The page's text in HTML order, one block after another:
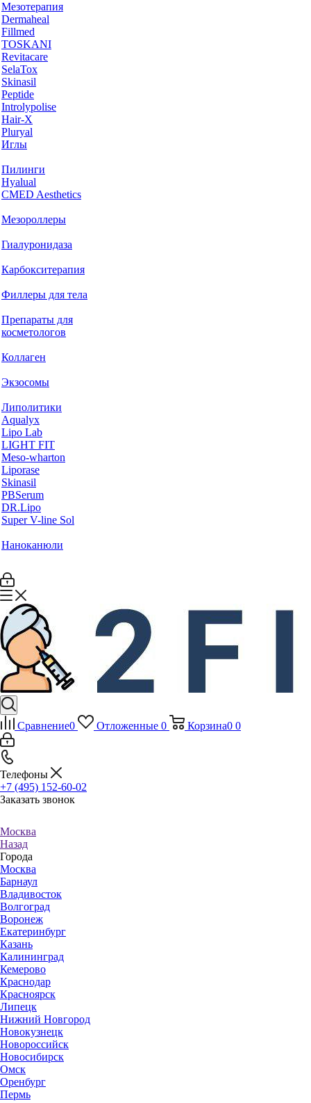
Мезотерапия
Dermaheal
Fillmed
TOSKANI
Revitacare
SelaTox
Skinasil
Peptide
Introlypolise
Hair-X
Pluryal
Иглы
Пилинги
Hyalual
CMED Aesthetics
Мезороллеры
Гиалуронидаза
Карбокситерапия
Филлеры для тела
Препараты для
косметологов
Коллаген
Экзосомы
Липолитики
Aqualyx
Lipo Lab
LIGHT FIT
Meso-wharton
Liporase
Skinasil
PBSerum
DR.Lipo
Super V-line Sol
Наноканюли
Сравнение0 Отложенные 0 Корзина0 0
Телефоны
+7 (495) 152-60-02
Заказать звонок
Москва
Назад
Города
Москва
Барнаул
Владивосток
Волгоград
Воронеж
Екатеринбург
Казань
Калининград
Кемерово
Краснодар
Красноярск
Липецк
Нижний Новгород
Новокузнецк
Новороссийск
Новосибирск
Омск
Оренбург
Пермь